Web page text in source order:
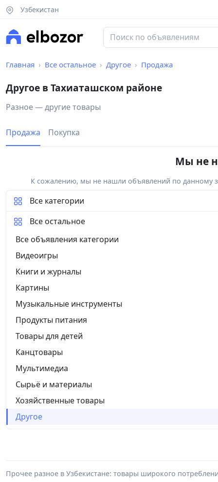
Узбекистан
Главная Все остальное Другое Продажа
Другое в Тахиаташском районе
Разное — другие товары
Продажа Покупка
Мы не
К сожалению, мы не нашли объявлений по данному
Все категории
Все остальное
Все объявления категории
Видеоигры
Книги и журналы
Картины
Музыкальные инструменты
Продукты питания
Товары для детей
Канцтовары
Мультимедиа
Сырьё и материалы
Хозяйственные товары
Другое
Прочее разное в Узбекистане: товары широкого